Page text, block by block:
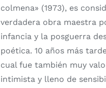
colmena» (1973), es
verdadera obra maestra
infancia y la posguerra
poética. 10 años más
cual fue también muy
intimista y lleno de